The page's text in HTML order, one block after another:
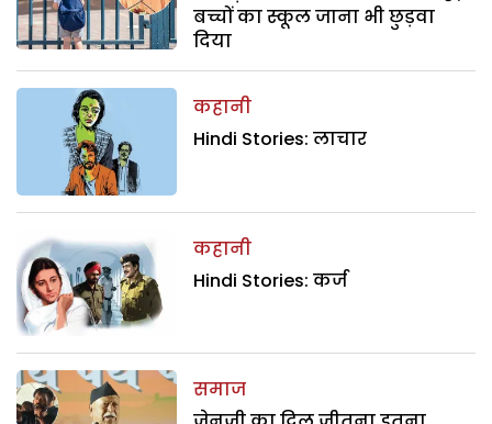
बच्चों का स्कूल जाना भी छुड़वा
दिया
कहानी
Hindi Stories: लाचार
कहानी
Hindi Stories: कर्ज
समाज